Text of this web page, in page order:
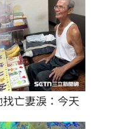
亡妻淚：今天